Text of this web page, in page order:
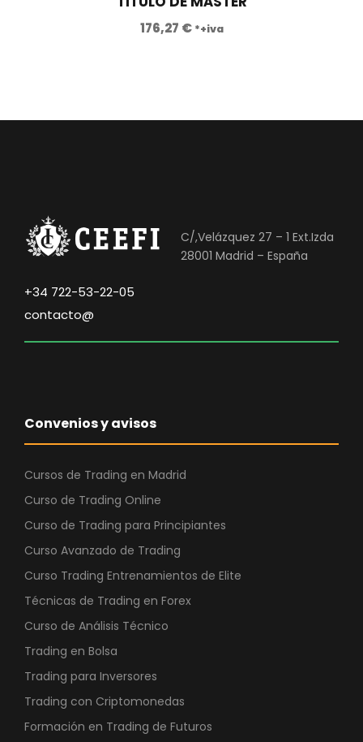
176,27 € *+iva
C/,Velázquez 27 – 1 Ext.Izda
28001 Madrid – España
+34 722-53-22-05
contacto@
Convenios y avisos
Cursos de Trading en Madrid
Curso de Trading Online
Curso de Trading para Principiantes
Curso Avanzado de Trading
Curso Trading Entrenamientos de Elite
Técnicas de Trading en Forex
Curso de Análisis Técnico
Trading en Bolsa
Trading para Inversores
Trading con Criptomonedas
Formación en Trading de Futuros